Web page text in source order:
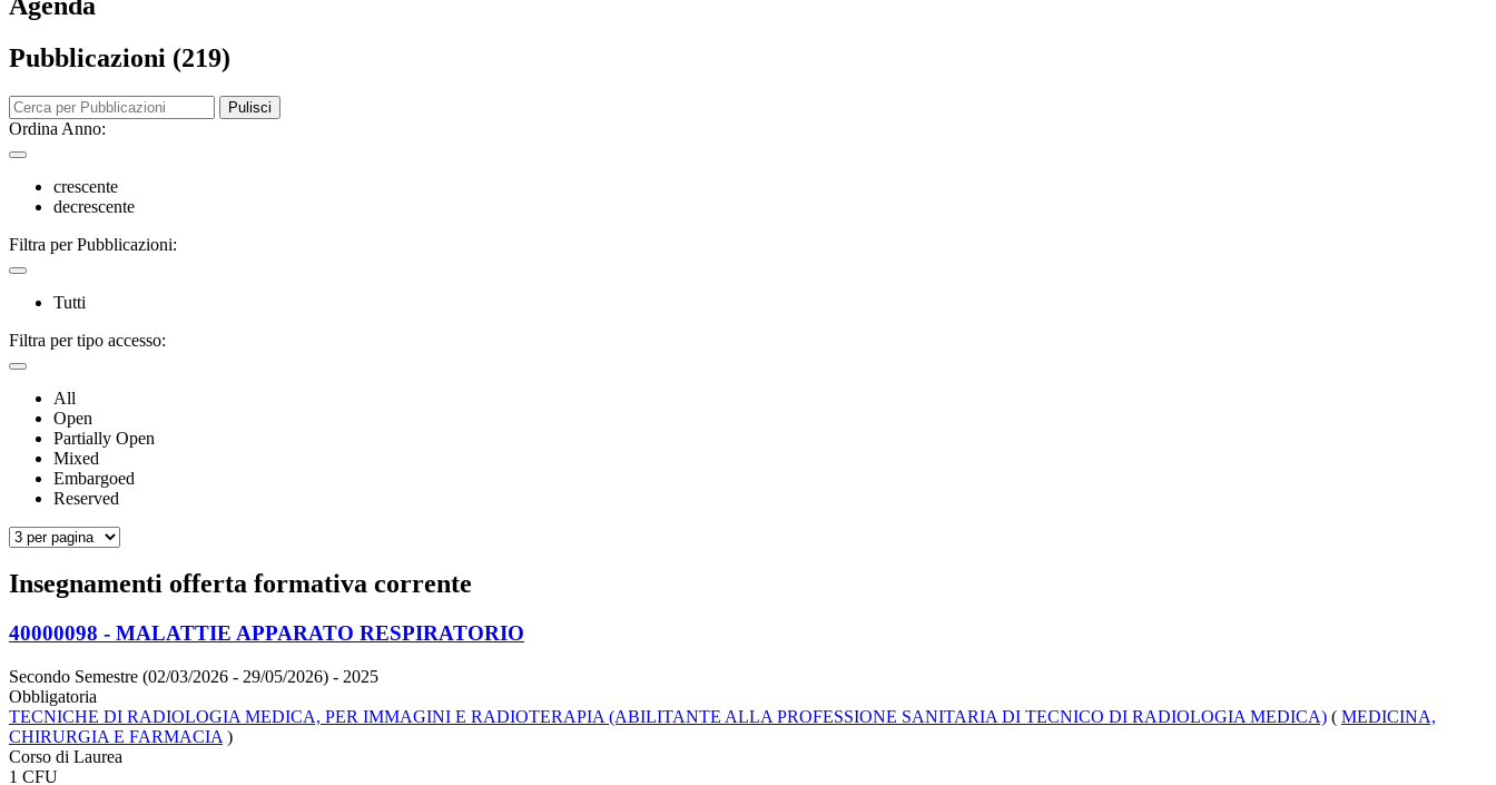
Pubblicazioni (219)
Pulisci
Ordina Anno:
crescente
decrescente
Filtra per Pubblicazioni:
Tutti
Filtra per tipo accesso:
All
Open
Partially Open
Mixed
Embargoed
Reserved
Insegnamenti offerta formativa corrente
40000098 - MALATTIE APPARATO RESPIRATORIO
Secondo Semestre (02/03/2026 - 29/05/2026) - 2025
Obbligatoria
TECNICHE DI RADIOLOGIA MEDICA, PER IMMAGINI E RADIOTERAPIA (ABILITANTE ALLA PROFESSIONE SANITARIA DI TECNICO DI RADIOLOGIA MEDICA) ( MEDICINA,
CHIRURGIA E FARMACIA )
Corso di Laurea
1 CFU